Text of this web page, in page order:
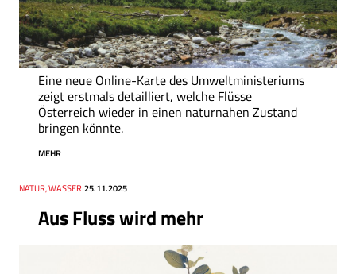
Eine neue Online-Karte des Umweltministeriums
zeigt erstmals detailliert, welche Flüsse
Österreich wieder in einen naturnahen Zustand
bringen könnte.
MEHR
Aus Fluss wird mehr
Thema
NATUR, WASSER
Datum 25.11.2025